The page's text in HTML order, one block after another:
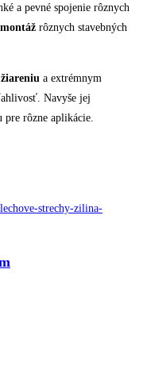
a pevné spojenie rôznych
rôznych stavebných
a extrémnym
Navyše jej
rôzne aplikácie.